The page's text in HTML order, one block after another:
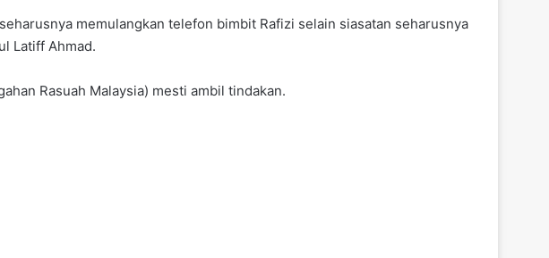
memulangkan telefon bimbit Rafizi selain siasatan seharusnya
Latiff Ahmad.
Rasuah Malaysia) mesti ambil tindakan.